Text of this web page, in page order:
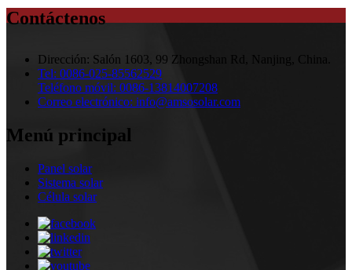
Contáctenos
Dirección: Salón 1603, 99 Zhongshan Rd, Nanjing, China.
Tel: 0086-025-85562529
Teléfono móvil: 0086-13814007208
Correo electrónico: info@amsosolar.com
Menú principal
Panel solar
Sistema solar
Célula solar